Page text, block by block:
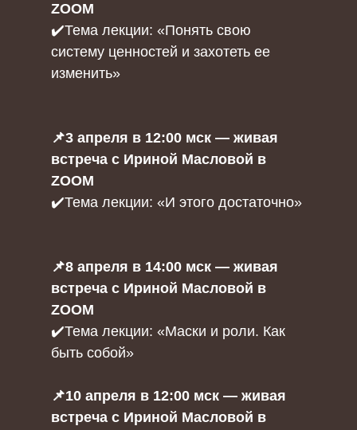
ZOOM
✔️Тема лекции: «Понять свою
систему ценностей и захотеть ее
изменить»
📌3 апреля в 12:00 мск — живая
встреча с Ириной Масловой в
ZOOM
✔️Тема лекции: «И этого достаточно»
📌8 апреля в 14:00 мск — живая
встреча с Ириной Масловой в
ZOOM
✔️Тема лекции: «Маски и роли. Как
быть собой»
📌10 апреля в 12:00 мск — живая
встреча с Ириной Масловой в